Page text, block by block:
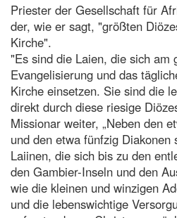
Priester der Gesellschaft für
der, wie er sagt, "größten
Kirche".
"Es sind die Laien, die sich am
Evangelisierung und das
Kirche einsetzen. Sie sind die
direkt durch diese riesige
Missionar weiter, „Neben den
und den etwa fünfzig Diakonen
Laiinen, die sich bis zu den
den Gambier-Inseln und den
wie die kleinen und winzigen
und die lebenswichtige